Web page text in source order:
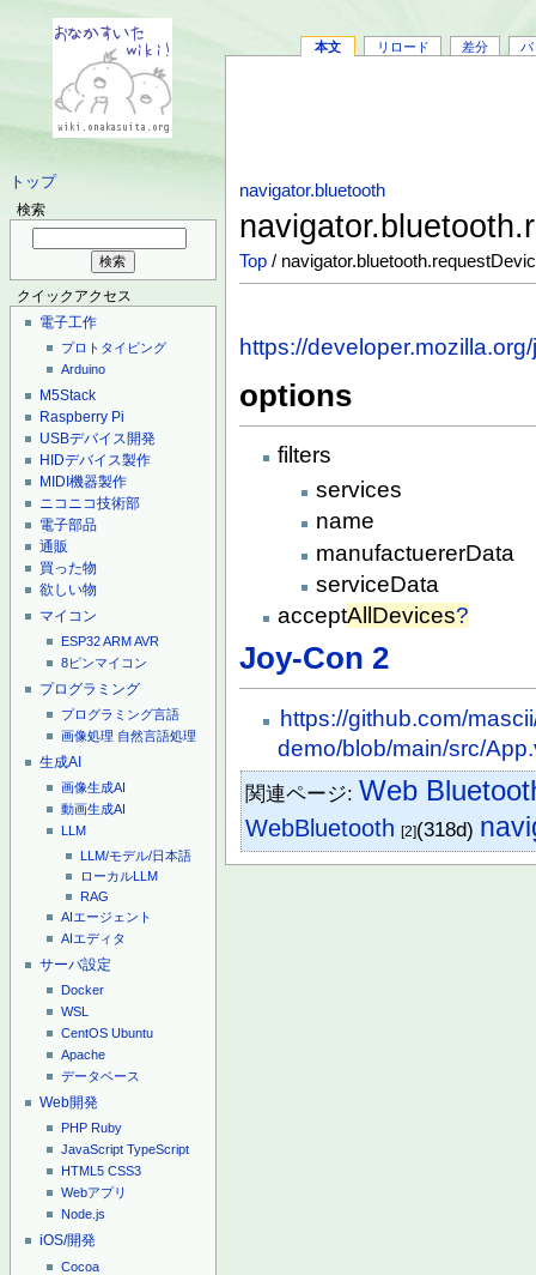
トップ
検索
クイックアクセス
電子工作
プロトタイピング
Arduino
M5Stack
Raspberry Pi
USBデバイス開発
HIDデバイス製作
MIDI機器製作
ニコニコ技術部
電子部品
通販
買った物
欲しい物
マイコン
ESP32ARMAVR
8ピンマイコン
プログラミング
プログラミング言語
画像処理 自然言語処理
生成AI
画像生成AI
動画生成AI
LLM
LLM/モデル/日本語
ローカルLLM
RAG
AIエージェント
AIエディタ
サーバ設定
Docker
WSL
CentOS Ubuntu
Apache
データベース
Web開発
PHP Ruby
JavaScript TypeScript
HTML5 CSS3
Webアプリ
Node.js
iOS/開発
Cocoa
本文 リロード 差分 バ
navigator.bluetooth
Top /
https://
options
filters
services
name
manufactuererData
serviceData
acceptAllDevices?
Joy-Con 2
https://github.com/
demo/blob/main/src/
関連ページ: Web
WebBluetooth [2](318d)